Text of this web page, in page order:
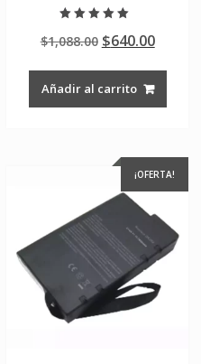
5.00
de 5
$1,088.00 Original
was:
$1,088.00.
$640.00
Añadir al carrito
¡OFERTA!